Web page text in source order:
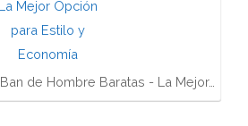
de Hombre Baratas - La Mejor…